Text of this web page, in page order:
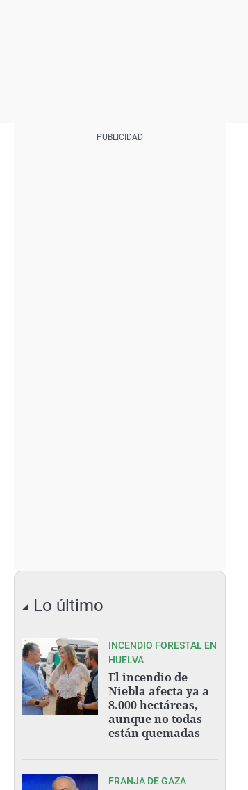
Lo último
INCENDIO FORESTAL EN
HUELVA
El incendio de
Niebla afecta ya a
8.000 hectáreas,
aunque no todas
están quemadas
FRANJA DE GAZA